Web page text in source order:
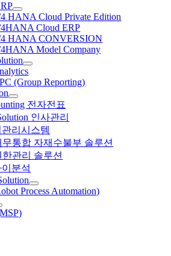
4 HANA Cloud Private Edition
4HANA Cloud ERP
4 HANA CONVERSION
4HANA Model Company
(Group Reporting)
전자전표
인사관리
리시스템
무통합 자재수불부 솔루션
한관리 솔루션
분석
Process Automation)